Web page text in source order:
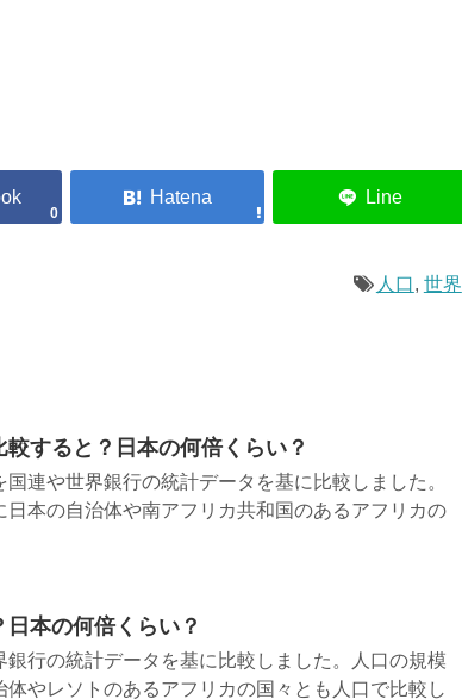
0
人口, 世界
すると？日本の何倍くらい？
連や世界銀行の統計データを基に比較しました。
本の自治体や南アフリカ共和国のあるアフリカの
本の何倍くらい？
行の統計データを基に比較しました。人口の規模
やレソトのあるアフリカの国々とも人口で比較し